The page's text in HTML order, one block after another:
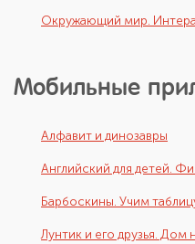
Окружающий мир.
Мобильные
Алфавит и динозавры
Английский для детей.
Барбоскины. Учим
Лунтик и его друзья. Дом